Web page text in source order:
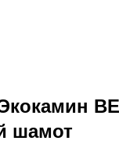
шамот